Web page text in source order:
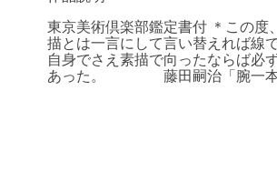
東京美術倶楽部鑑定書付 ＊この
描とは一言にして言い替えれば線
自身でさえ素描で向ったならば必
あった。 藤田嗣治「腕一本